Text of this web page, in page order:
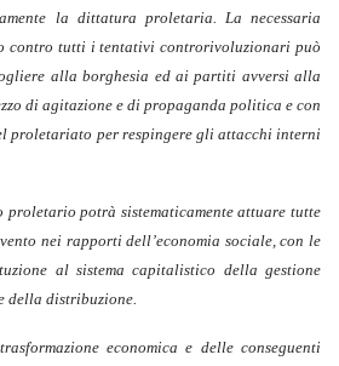
la dittatura proletaria. La necessaria
contro tutti i tentativi controrivoluzionari può
alla borghesia ed ai partiti avversi alla
di agitazione e di propaganda politica e con
proletariato per respingere gli attacchi interni
proletario potrà sistematicamente attuare tutte
nei rapporti dell’economia sociale, con le
al sistema capitalistico della gestione
della distribuzione.
economica e delle conseguenti